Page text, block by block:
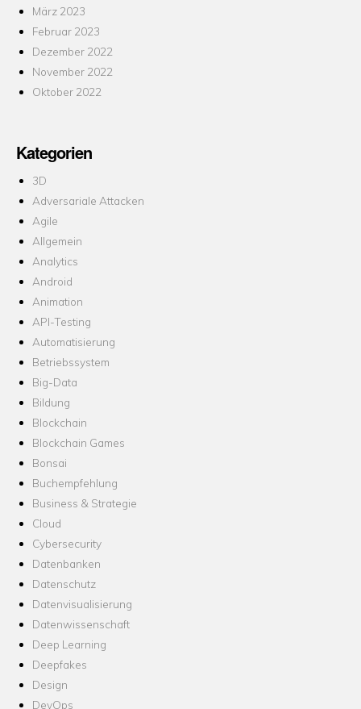
März 2023
Februar 2023
Dezember 2022
November 2022
Oktober 2022
Kategorien
3D
Adversariale Attacken
Agile
Allgemein
Analytics
Android
Animation
API-Testing
Automatisierung
Betriebssystem
Big-Data
Bildung
Blockchain
Blockchain Games
Bonsai
Buchempfehlung
Business & Strategie
Cloud
Cybersecurity
Datenbanken
Datenschutz
Datenvisualisierung
Datenwissenschaft
Deep Learning
Deepfakes
Design
DevOps